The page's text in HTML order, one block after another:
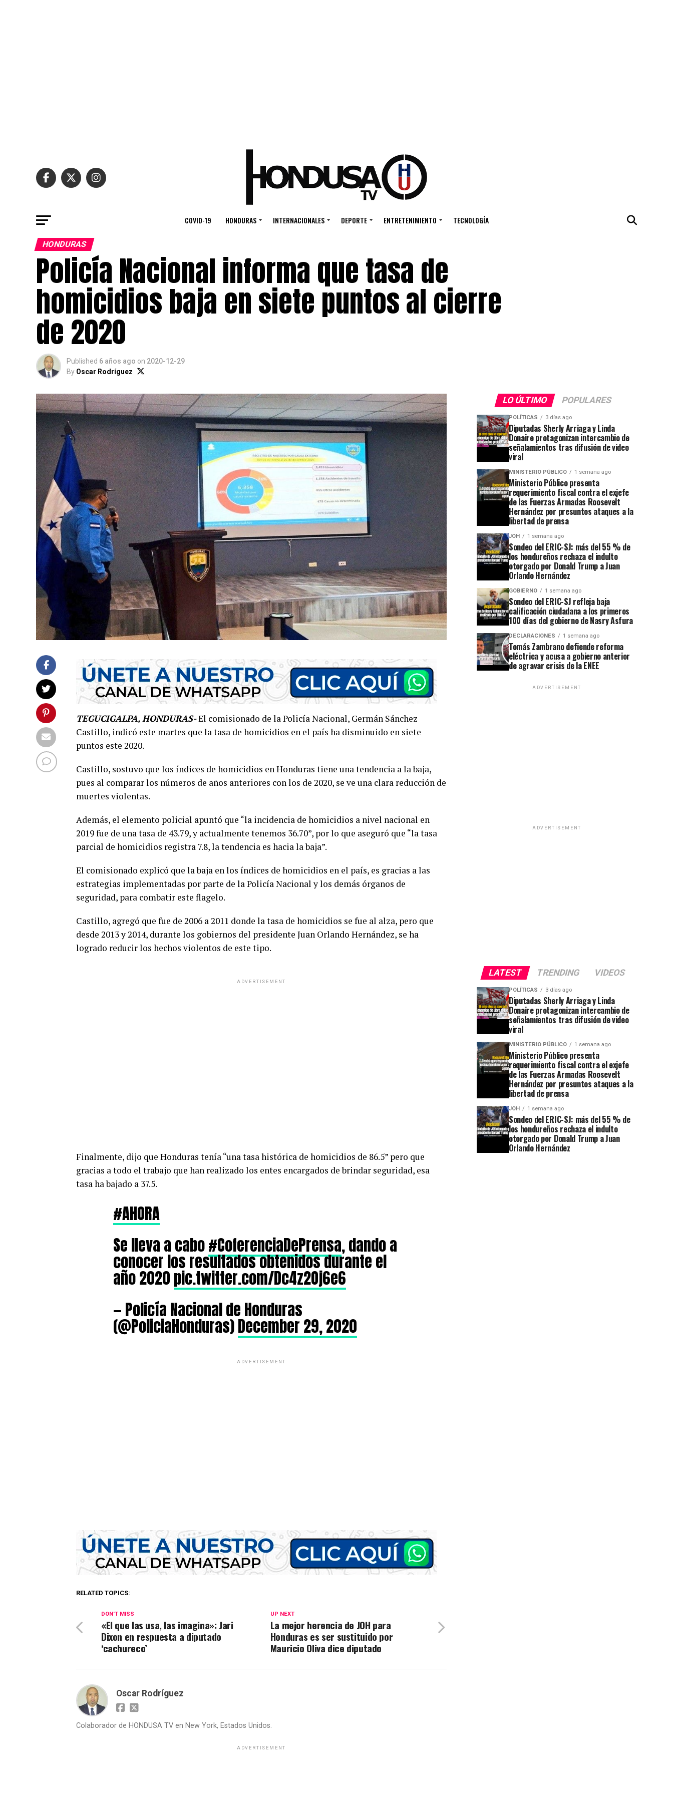
COVID-19 HONDURAS INTERNACIONALES DEPORTE ENTRETENIMIENTO TECNOLOGÍA
HONDURAS
Policía Nacional informa que tasa de
homicidios baja en siete puntos al cierre
de 2020
Published 6 años ago on 2020-12-29
By Oscar Rodríguez
TEGUCIGALPA, HONDURAS-El comisionado de la Policía Nacional, Germán Sánchez
Castillo, indicó este martes que la tasa de homicidios en el país ha disminuido en siete
puntos este 2020.
Castillo, sostuvo que los índices de homicidios en Honduras tiene una tendencia a la baja,
pues al comparar los números de años anteriores con los de 2020, se ve una clara reducción de
muertes violentas.
Además, el elemento policial apuntó que “la incidencia de homicidios a nivel nacional en
2019 fue de una tasa de 43.79, y actualmente tenemos 36.70”, por lo que aseguró que “la tasa
parcial de homicidios registra 7.8, la tendencia es hacia la baja”.
El comisionado explicó que la baja en los índices de homicidios en el país, es gracias a las
estrategias implementadas por parte de la Policía Nacional y los demás órganos de
seguridad, para combatir este flagelo.
Castillo, agregó que fue de 2006 a 2011 donde la tasa de homicidios se fue al alza, pero que
desde 2013 y 2014, durante los gobiernos del presidente Juan Orlando Hernández, se ha
logrado reducir los hechos violentos de este tipo.
ADVERTISEMENT
Finalmente, dijo que Honduras tenía “una tasa histórica de homicidios de 86.5” pero que
gracias a todo el trabajo que han realizado los entes encargados de brindar seguridad, esa
tasa ha bajado a 37.5.
#AHORA
Se lleva a cabo#CoferenciaDePrensa, dando a
conocer los resultados obtenidos durante el
año 2020pic.twitter.com/Dc4z2Oj6e6
— Policía Nacional de Honduras
(@PoliciaHonduras)December 29, 2020
ADVERTISEMENT
RELATED TOPICS:
UP NEXT
La mejor herencia de JOH para
Honduras es ser sustituido por
Mauricio Oliva dice diputado
DON'T MISS
«El que las usa, las imagina»: Jari
Dixon en respuesta a diputado
‘cachureco’
Oscar Rodríguez
Colaborador de HONDUSA TV en New York, Estados Unidos.
ADVERTISEMENT
LO ÚLTIMO POPULARES
POLÍTICAS 3 días ago
Diputadas Sherly Arriaga y Linda
Donaire protagonizan intercambio de
señalamientos tras difusión de video
viral
MINISTERIO PÚBLICO 1 semana ago
Ministerio Público presenta
requerimiento fiscal contra el exjefe
de las Fuerzas Armadas Roosevelt
Hernández por presuntos ataques a la
libertad de prensa
JOH 1 semana ago
Sondeo del ERIC-SJ: más del 55 % de
los hondureños rechaza el indulto
otorgado por Donald Trump a Juan
Orlando Hernández
GOBIERNO 1 semana ago
Sondeo del ERIC-SJ refleja baja
calificación ciudadana a los primeros
100 días del gobierno de Nasry Asfura
DECLARACIONES 1 semana ago
Tomás Zambrano defiende reforma
eléctrica y acusa a gobierno anterior
de agravar crisis de la ENEE
ADVERTISEMENT
ADVERTISEMENT
LATEST TRENDING VIDEOS
POLÍTICAS 3 días ago
Diputadas Sherly Arriaga y Linda
Donaire protagonizan intercambio de
señalamientos tras difusión de video
viral
MINISTERIO PÚBLICO 1 semana ago
Ministerio Público presenta
requerimiento fiscal contra el exjefe
de las Fuerzas Armadas Roosevelt
Hernández por presuntos ataques a la
libertad de prensa
JOH 1 semana ago
Sondeo del ERIC-SJ: más del 55 % de
los hondureños rechaza el indulto
otorgado por Donald Trump a Juan
Orlando Hernández